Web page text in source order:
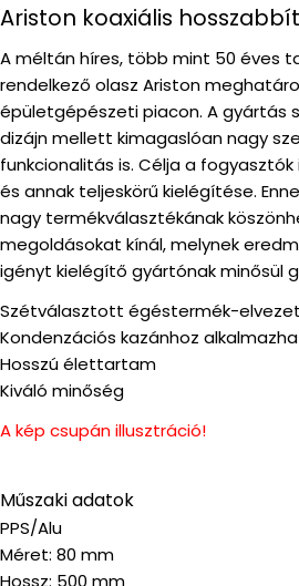
Ariston koaxiális
A méltán híres, több mint 50 éves
rendelkező olasz Ariston
épületgépészeti piacon. A gyártás
dizájn mellett kimagaslóan nagy
funkcionalitás is. Célja a
és annak teljeskörű kielégítése.
nagy termékválasztékának
megoldásokat kínál, melynek
igényt kielégítő gyártónak minősül
Szétválasztott égéstermék-
Kondenzációs kazánhoz
Hosszú élettartam
Kiváló minőség
A kép csupán illusztráció!
Műszaki adatok
PPS/Alu
Méret: 80 mm
Hossz: 500 mm